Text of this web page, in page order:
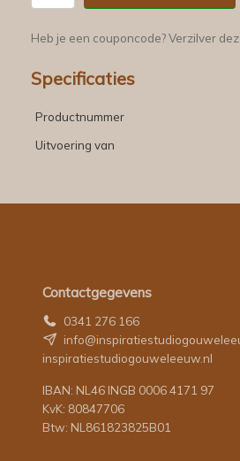
Heb je een couponcode? Verzilver
Specificaties
Productnummer
Uitvoering van
Contactgegevens
0341 276 166
inspiratiestudiogouweleeuw.nl
IBAN: NL46 INGB 0006 4171 97
KvK: 80847706
Btw: NL861823825B01